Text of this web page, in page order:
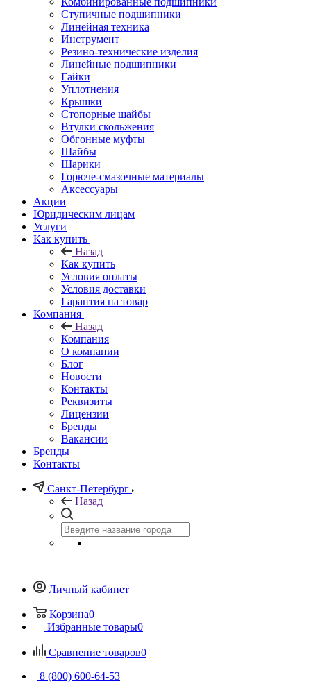
Ступичные подшипники
Линейная техника
Инструмент
Резино-технические изделия
Линейные подшипники
Гайки
Уплотнения
Крышки
Стопорные шайбы
Втулки скольжения
Обгонные муфты
Шайбы
Шарики
Горюче-смазочные материалы
Аксессуары
Акции
Юридическим лицам
Услуги
Как купить
Назад
Как купить
Условия оплаты
Условия доставки
Гарантия на товар
Компания
Назад
Компания
О компании
Блог
Новости
Контакты
Реквизиты
Лицензии
Бренды
Вакансии
Бренды
Контакты
Санкт-Петербург
Назад
Личный кабинет
Корзина0
Избранные товары0
Сравнение товаров0
8 (800) 600-64-53